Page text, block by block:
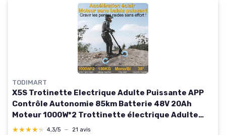
TODIMART
X5S Trotinette Electrique Adulte Puissante APP
Contrôle Autonomie 85km Batterie 48V 20Ah
Moteur 1000W*2 Trottinette électrique Adulte
Tout Terrain Double Suspension Scooter
★★★★★
★★★★★ 4,3/5 — 21 avis